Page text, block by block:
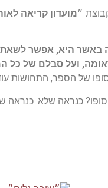
״מועדון קריאה
היא, אפשר לשאת
ועל סבלם של כל
של הספר, התחושות עודן
כנראה שלא. כנראה